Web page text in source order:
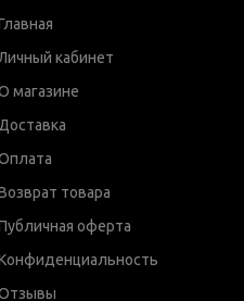
кабинет
магазине
Доставка
товара
оферта